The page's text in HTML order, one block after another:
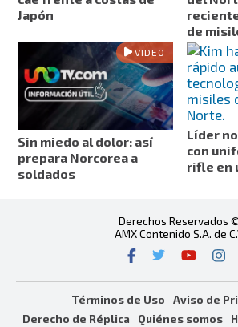
Japón
de
VIDEO
Sin miedo al dolor: así
prepara Norcorea a
soldados
Líder
con
rifle en
Derechos Reservados
AMX Contenido S.A. de
Términos de Uso
Aviso de
Derecho de Réplica
Quiénes somos